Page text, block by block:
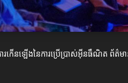
ឡើងនៃការប្រើប្រាស់អ៊ីនធឺណិត ព័ត៌មា